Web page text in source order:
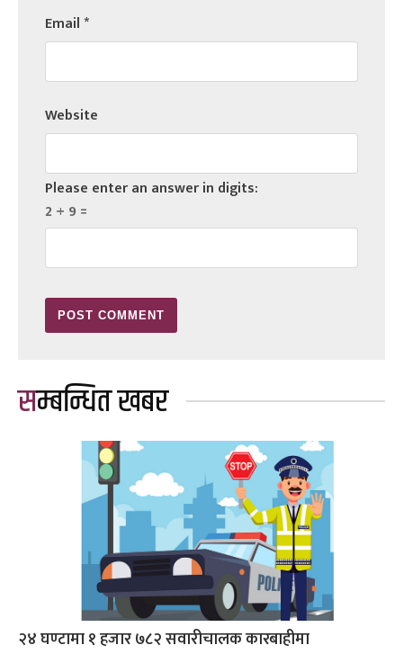
Email*
Website
Please enter an answer in digits:
2 + 9 =
सम्बन्धित खबर
२४ घण्टामा १ हजार ७८२ सवारीचालक कारबाहीमा